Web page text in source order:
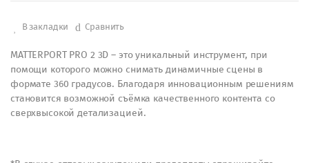
В закладки Сравнить
MATTERPORT PRO 2 3D – это уникальный инструмент, при
помощи которого можно снимать динамичные сцены в
формате 360 градусов. Благодаря инновационным решениям
становится возможной съёмка качественного контента со
сверхвысокой детализацией.